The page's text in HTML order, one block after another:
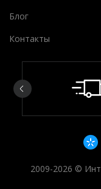
Блог
Контакты
2009-2026 ©